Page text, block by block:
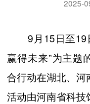
2025-
9月15日至19
赢得未来”为主题
合行动在湖北、
活动由河南省科